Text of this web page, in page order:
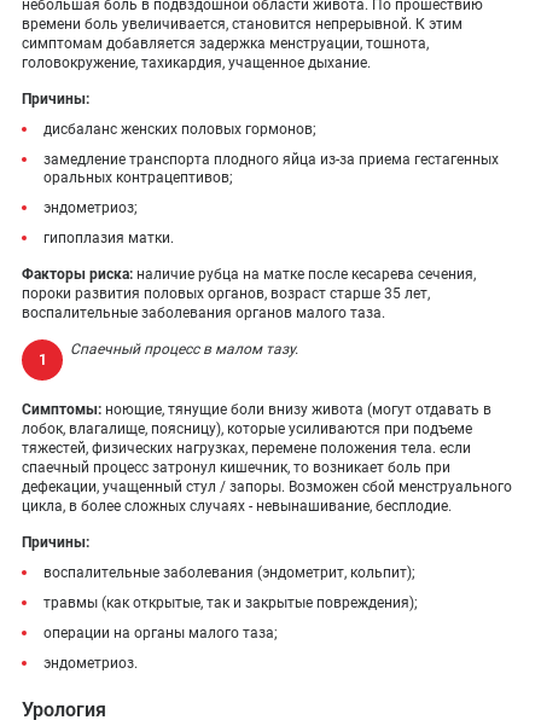
небольшая боль в подвздошной области живота. По прошествию
времени боль увеличивается, становится непрерывной. К этим
симптомам добавляется задержка менструации, тошнота,
головокружение, тахикардия, учащенное дыхание.
Причины:
дисбаланс женских половых гормонов;
замедление транспорта плодного яйца из-за приема гестагенных
оральных контрацептивов;
эндометриоз;
гипоплазия матки.
Факторы риска: наличие рубца на матке после кесарева сечения,
пороки развития половых органов, возраст старше 35 лет,
воспалительные заболевания органов малого таза.
Спаечный процесс в малом тазу.
Симптомы: ноющие, тянущие боли внизу живота (могут отдавать в
лобок, влагалище, поясницу), которые усиливаются при подъеме
тяжестей, физических нагрузках, перемене положения тела. если
спаечный процесс затронул кишечник, то возникает боль при
дефекации, учащенный стул / запоры. Возможен сбой менструального
цикла, в более сложных случаях - невынашивание, бесплодие.
Причины:
воспалительные заболевания (эндометрит, кольпит);
травмы (как открытые, так и закрытые повреждения);
операции на органы малого таза;
эндометриоз.
Урология